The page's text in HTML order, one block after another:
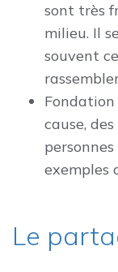
sont très
milieu. Il
souvent
Fondation
cause,
exemples
Le